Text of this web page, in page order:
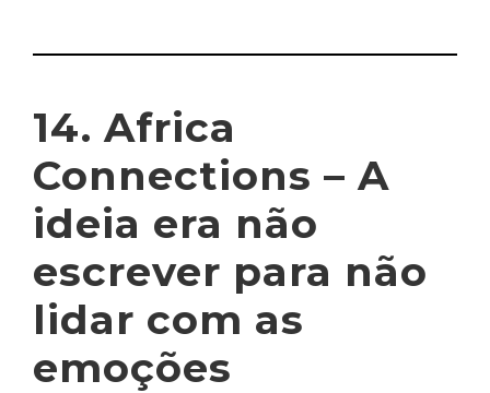
14. Africa
Connections – A
ideia era não
escrever para não
lidar com as
emoções